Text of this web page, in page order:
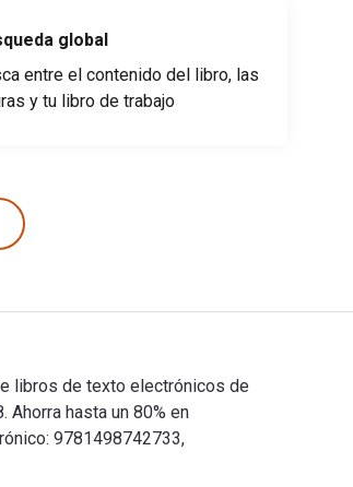
global
entre el contenido del libro, las
y tu libro de trabajo
libros de texto electrónicos de
hasta un 80% en
9781498742733,